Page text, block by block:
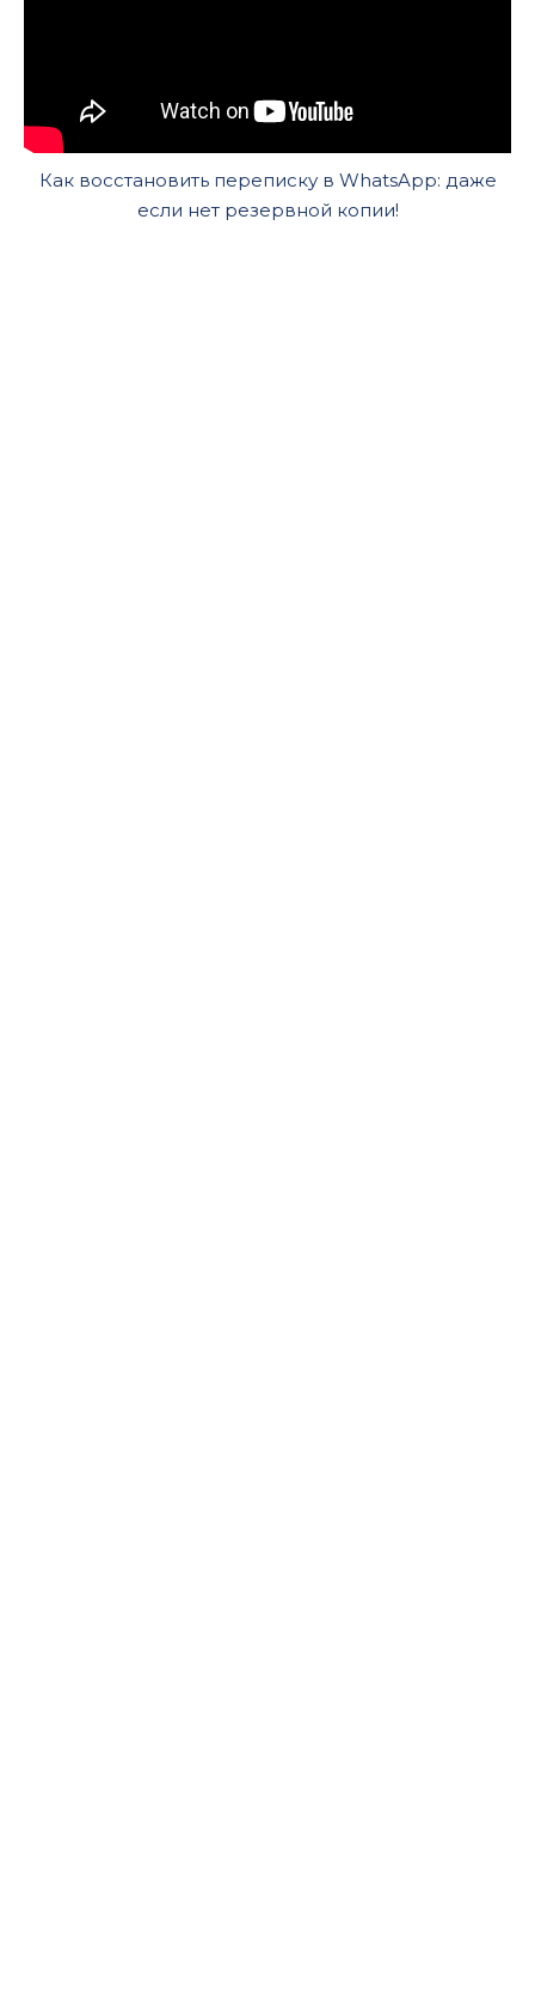
Как восстановить переписку в WhatsApp: даже
если нет резервной копии!